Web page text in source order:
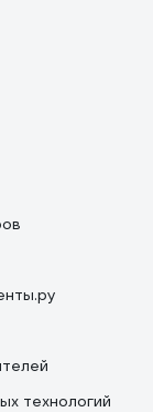
технологий